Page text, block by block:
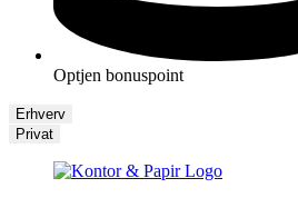
Optjen bonuspoint
Erhverv
Privat